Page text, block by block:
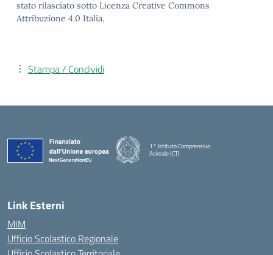
stato rilasciato sotto Licenza Creative Commons
Attribuzione 4.0 Italia.
Stampa / Condividi
1° Istituto Comprensivo
Acireale (CT)
Link Esterni
MIM
Ufficio Scolastico Regionale